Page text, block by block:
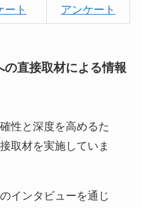
ート
アンケート
直接取材による情報
性と深度を高めるた
取材を実施していま
インタビューを通じ